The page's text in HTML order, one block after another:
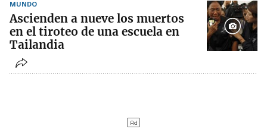
MUNDO
Ascienden a nueve los muertos
en el tiroteo de una escuela en
Tailandia